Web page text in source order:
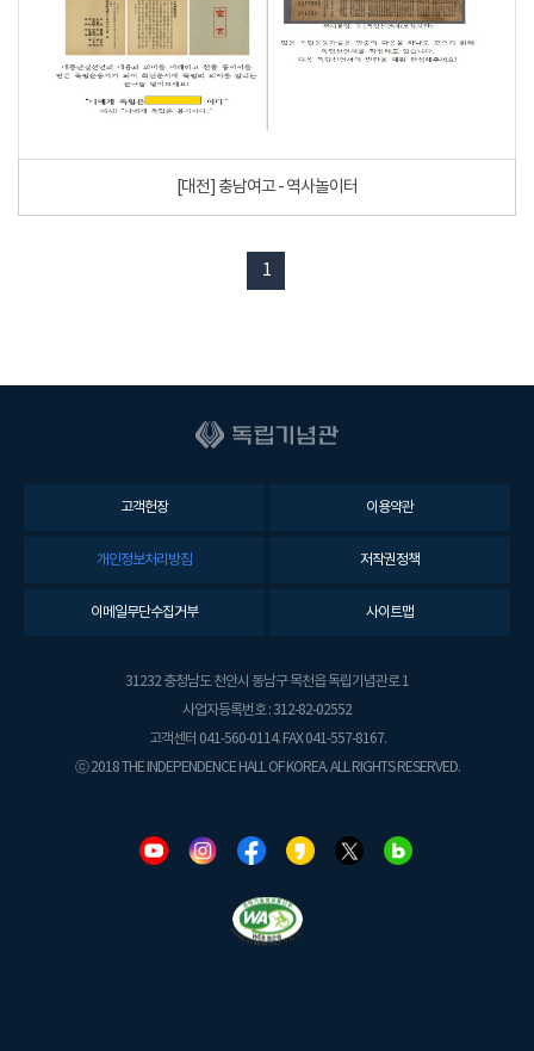
[대전] 충남여고 - 역사놀이터
1
고객헌장 이용약관
개인정보처리방침 저작권정책
이메일무단수집거부 사이트맵
31232 충청남도 천안시 동남구 목천읍 독립기념관로 1
사업자등록번호 : 312-82-02552
고객센터 041-560-0114. FAX 041-557-8167.
ⓒ 2018 THE INDEPENDENCE HALL OF KOREA. ALL RIGHTS RESERVED.